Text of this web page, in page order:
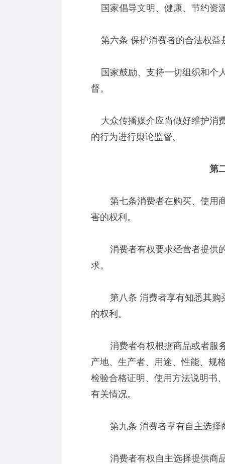
国家倡导文明、健康、节约资
第六条 保护消费者的合法权益
国家鼓励、支持一切组织和个
督。
大众传播媒介应当做好维护消
的行为进行舆论监督。
第
第七条消费者在购买、使用商
害的权利。
消费者有权要求经营者提供的
求。
第八条 消费者享有知悉其购
的权利。
消费者有权根据商品或者服务
产地、生产者、用途、性能、规
检验合格证明、使用方法说明书
有关情况。
第九条 消费者享有自主选择
消费者有权自主选择提供商品